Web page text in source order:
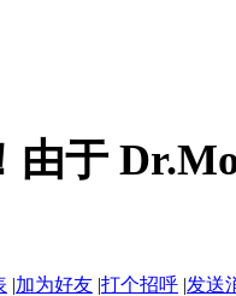
由于
|加为好友 |打个招呼 |发送